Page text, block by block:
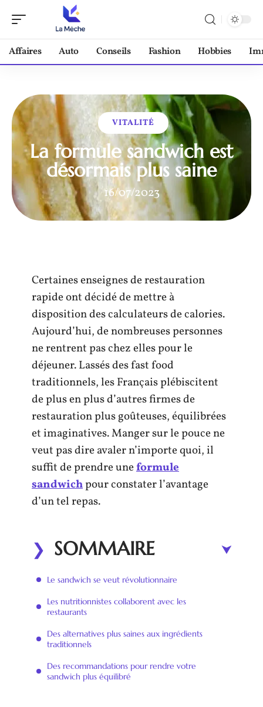
Affaires Auto Conseils Fashion Hobbies
VITALITÉ
La formule sandwich est
désormais plus saine
16/07/2023
Certaines enseignes de restauration
rapide ont décidé de mettre à
disposition des calculateurs de calories.
Aujourd’hui, de nombreuses personnes
ne rentrent pas chez elles pour le
déjeuner. Lassés des fast food
traditionnels, les Français plébiscitent
de plus en plus d’autres firmes de
restauration plus goûteuses, équilibrées
et imaginatives. Manger sur le pouce ne
veut pas dire avaler n’importe quoi, il
suffit de prendre uneformule
sandwichpour constater l’avantage
d’un tel repas.
SOMMAIRE
Le sandwich se veut révolutionnaire
Les nutritionnistes collaborent avec les
restaurants
Des alternatives plus saines aux ingrédients
traditionnels
Des recommandations pour rendre votre
sandwich plus équilibré